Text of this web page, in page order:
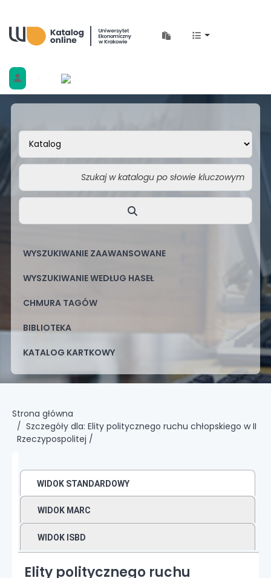
Biblioteka Uniwersytetu Ekonomicznego w
WYSZUKIWANIE ZAAWANSOWANE
WYSZUKIWANIE WEDŁUG HASEŁ
CHMURA TAGÓW
BIBLIOTEKA
KATALOG KARTKOWY
Strona główna
Szczegóły dla: Elity politycznego ruchu chłopskiego w II
Rzeczypospolitej /
WIDOK STANDARDOWY
WIDOK MARC
WIDOK ISBD
Elity politycznego ruchu